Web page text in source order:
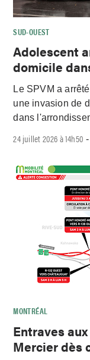
SUD-OUEST
Adolescent
domicile
Le SPVM a
une invasion de
dans
24 juillet 2026 à 14h50
MONTRÉAL
Entraves
Mercier dès